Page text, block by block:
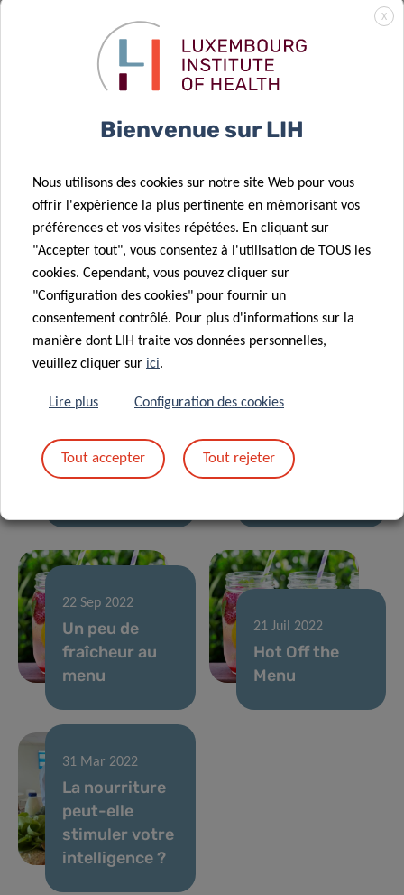
cancer dans le
d’améliorer la
soins
Lancement du
livre « Precision
Health »
Le son du
COVID-19
26 Oct 2022
Plusieurs
types de
identifiés pour
la première
27 Sep 2022
« Tu es quand
tu manges ? »
Dr Torsten
Bohn
le
Wort sur la
Chrono-
22 Sep 2022
Un peu de
fraîcheur au
menu
21 Juil 2022
Hot Off the
Menu
31 Mar 2022
La nourriture
peut-elle
stimuler votre
intelligence ?
X
Bienvenue sur LIH
Nous utilisons des cookies sur notre site Web pour vous
offrir l'expérience la plus pertinente en mémorisant vos
préférences et vos visites répétées. En cliquant sur
"Accepter tout", vous consentez à l'utilisation de TOUS les
cookies. Cependant, vous pouvez cliquer sur
"Configuration des cookies" pour fournir un
consentement contrôlé. Pour plus d'informations sur la
manière dont LIH traite vos données personnelles,
veuillez cliquer sur ici.
Lire plus Configuration des cookies
Tout accepter Tout rejeter